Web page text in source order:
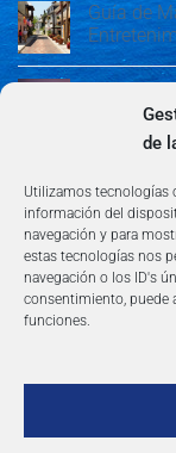
de
Utilizamos tecnologías
información del
navegación y para
estas tecnologías nos
navegación o los ID's
consentimiento, puede
funciones.
Guía de